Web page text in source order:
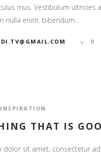
mus. Vestibulum ultricies
nulla enim. bibendum...
0
INSPIRATION
THAT IS
dolor sit amet, consectetur